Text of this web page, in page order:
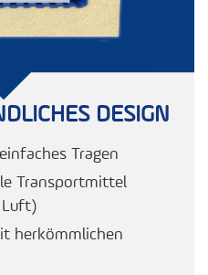
DESIGN
Tragen
Transportmittel
Luft)
herkömmlichen